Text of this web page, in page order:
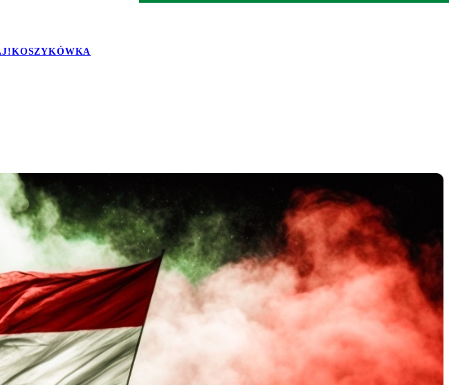
KOSZYKÓWKA